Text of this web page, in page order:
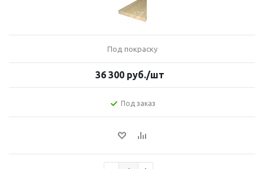
Под покраску
36 300 руб./шт
Под заказ